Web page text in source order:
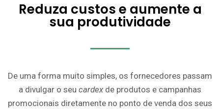
Reduza custos e aumente a
sua produtividade
De uma forma muito simples, os fornecedores passam
a divulgar o seu cardex de produtos e campanhas
promocionais diretamente no ponto de venda dos seus